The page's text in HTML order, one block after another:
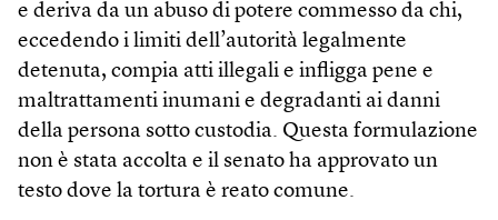
e deriva da un abuso di potere commesso da chi,
eccedendo i limiti dell’autorità legalmente
detenuta, compia atti illegali e infligga pene e
maltrattamenti inumani e degradanti ai danni
della persona sotto custodia. Questa formulazione
non è stata accolta e il senato ha approvato un
testo dove la tortura è reato comune.